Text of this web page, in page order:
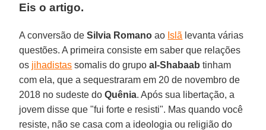
Eis o artigo.
A conversão deSilvia Romano ao Islã levanta várias
questões. A primeira consiste em saber que relações
os jihadistas somalis do grupoal-Shabaab tinham
com ela, que a sequestraram em 20 de novembro de
2018 no sudeste doQuênia. Após sua libertação, a
jovem disse que "fui forte e resisti". Mas quando você
resiste, não se casa com a ideologia ou religião do